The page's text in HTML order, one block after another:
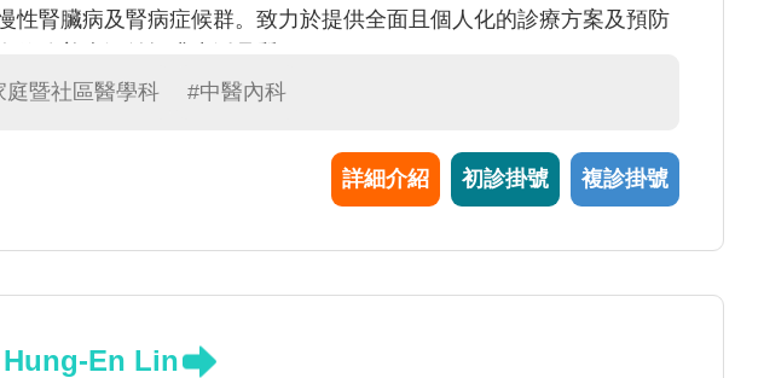
性腎臟病及腎病症候群。致力於提供全面且個人化的診療方案及預防
庭暨社區醫學科
#中醫內科
詳細介紹 初診掛號 複診掛號
Hung-En Lin